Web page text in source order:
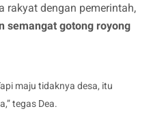
rakyat dengan pemerintah,
semangat gotong royong
maju tidaknya desa, itu
tegas Dea.